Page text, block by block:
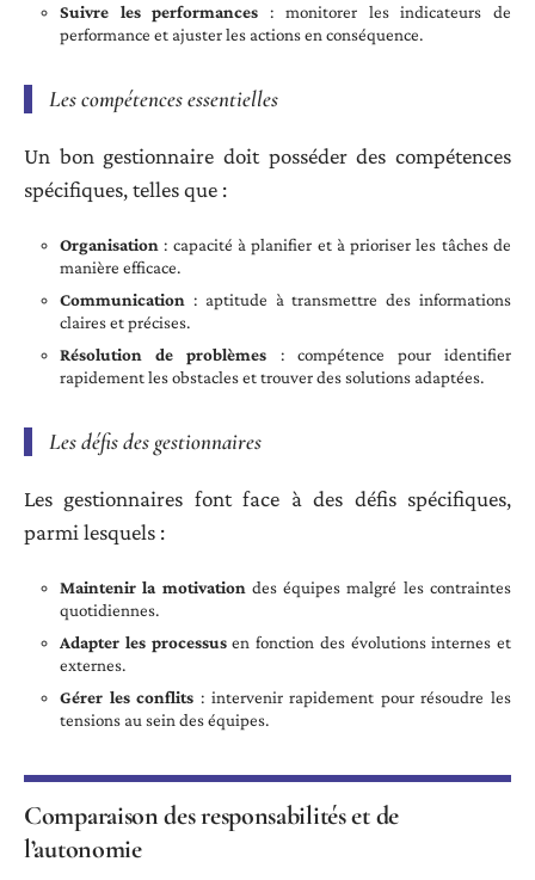
Suivre les performances : monitorer les indicateurs de
performance et ajuster les actions en conséquence.
Les compétences essentielles
Un bon gestionnaire doit posséder des compétences
spécifiques, telles que :
Organisation : capacité à planifier et à prioriser les tâches de
manière efficace.
Communication : aptitude à transmettre des informations
claires et précises.
Résolution de problèmes : compétence pour identifier
rapidement les obstacles et trouver des solutions adaptées.
Les défis des gestionnaires
Les gestionnaires font face à des défis spécifiques,
parmi lesquels :
Maintenir la motivation des équipes malgré les contraintes
quotidiennes.
Adapter les processusen fonction des évolutions internes et
externes.
Gérer les conflits : intervenir rapidement pour résoudre les
tensions au sein des équipes.
Comparaison des responsabilités et de
l’autonomie